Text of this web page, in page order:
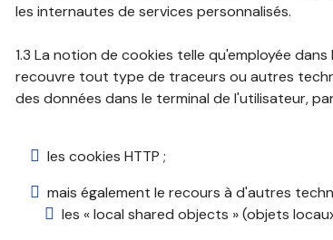
les internautes de services personnalisés.
1.3 La notion de cookies telle qu'employée
recouvre tout type de traceurs ou autres
des données dans le terminal de l'utilisateur,
les cookies HTTP ;
mais également le recours à d'autres
les « local shared objects » (objets